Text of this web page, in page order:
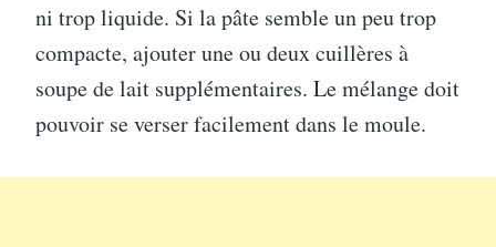
ni trop liquide. Si la pâte semble un peu trop
compacte, ajouter une ou deux cuillères à
soupe de lait supplémentaires. Le mélange doit
pouvoir se verser facilement dans le moule.